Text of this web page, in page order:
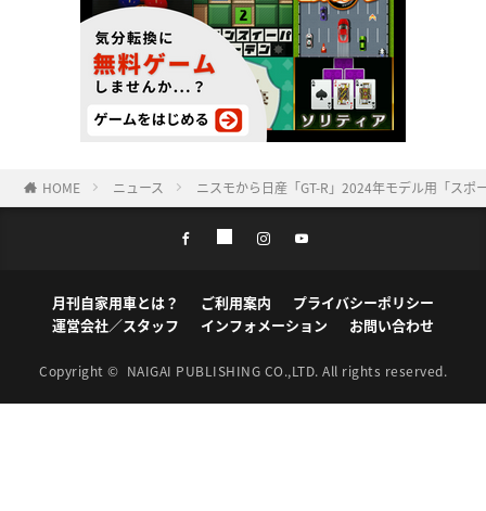
HOME ニュース ニスモから日産「GT-R」2024年モデル用「ス
月刊自家用車とは？ ご利用案内
プライバシーポリシー
運営会社／スタッフ
インフォメーション お問い合わせ
Copyright © NAIGAI PUBLISHING CO.,LTD. All rights reserved.